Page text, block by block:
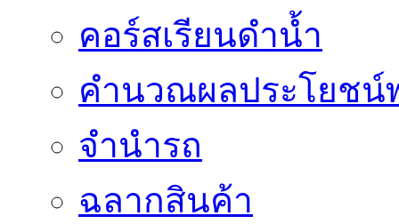
คอร์สเรียนดำน้ำ
คำนวณผลประโยชน์
จำนำรถ
ฉลากสินค้า